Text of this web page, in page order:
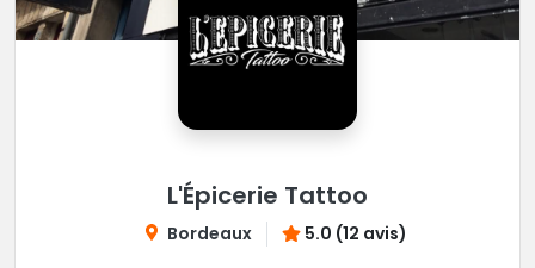
L'Épicerie Tattoo
Bordeaux 5.0 (12 avis)